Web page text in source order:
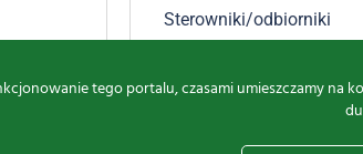
Sterowniki/odbiorniki
zewnętrzne
215,25
zł 379,25
tego portalu, czasami umieszczamy na